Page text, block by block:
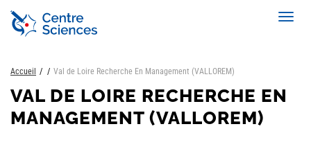
Aller
contenu
Accueil Val de Loire Recherche En Management (VALLOREM)
VAL DE LOIRE RECHERCHE EN
MANAGEMENT (VALLOREM)